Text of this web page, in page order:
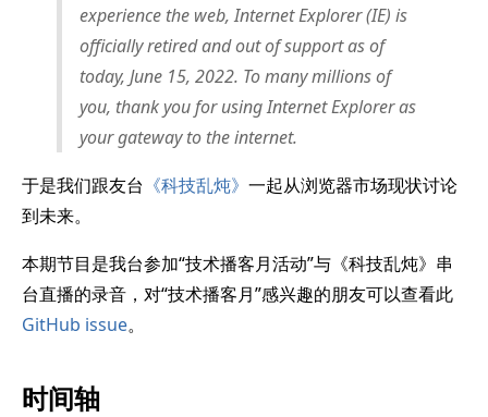
experience the web, Internet Explorer (IE) is
officially retired and out of support as of
today, June 15, 2022. To many millions of
you, thank you for using Internet Explorer as
your gateway to the internet.
于是我们跟友台 《科技乱炖》 一起从浏览器市场现状讨论
到未来。
本期节目是我台参加“技术播客月活动”与《科技乱炖》串
台直播的录音，对“技术播客月”感兴趣的朋友可以查看此
GitHub issue。
时间轴